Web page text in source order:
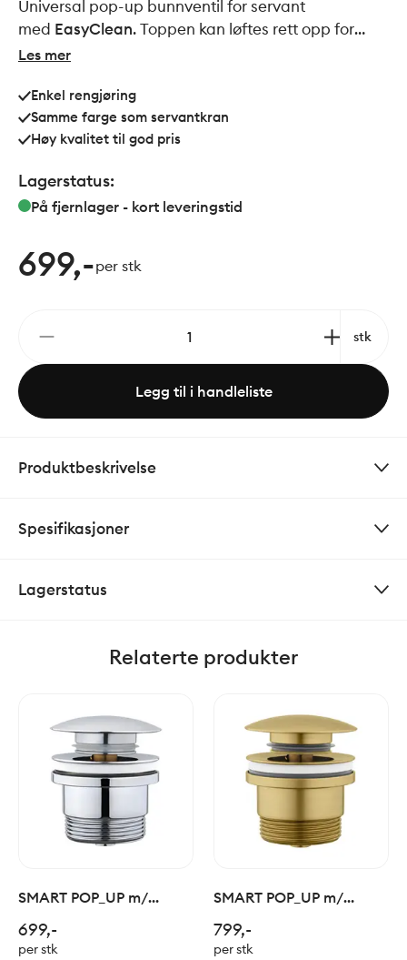
Universal pop-up bunnventil for servant
med EasyClean. Toppen kan løftes rett opp for
enkel rengjøring: fjern hår
Les mer
Enkel rengjøring
Samme farge som servantkran
Høy kvalitet til god pris
Lagerstatus:
På fjernlager - kort leveringstid
699,-per stk
stk
Legg til i handleliste
Produktbeskrivelse
Spesifikasjoner
Lagerstatus
Relaterte produkter
SMART POP_UP m/
699,-
per stk
SMART POP_UP m/
Champagne
799,-
per stk